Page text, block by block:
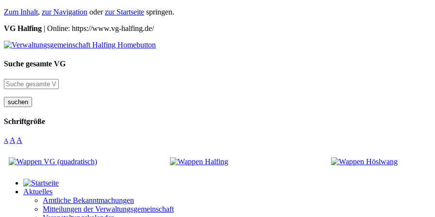
Zum Inhalt, zur Navigation oderzur Startseite springen.
VG Halfing | Online: https://www.vg-halfing.de/
Suche gesamte VG
suchen
Schriftgröße
A A A
Aktuelles
Amtliche Bekanntmachungen
Mitteilungen der Verwaltungsgemeinschaft